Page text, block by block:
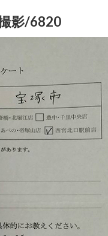
影/6820